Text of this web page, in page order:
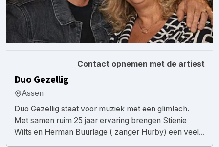
Contact opnemen met de artiest
Duo Gezellig
Assen
Duo Gezellig staat voor muziek met een glimlach.
Met samen ruim 25 jaar ervaring brengen Stienie
Wilts en Herman Buurlage ( zanger Hurby) een veel...